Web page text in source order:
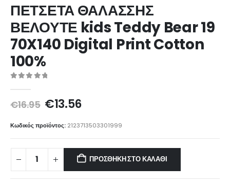
ΠΕΤΣΕΤΑ ΘΑΛΑΣΣΗΣ
ΒΕΛΟΥΤΕ kids Teddy Bear 19
70X140 Digital Print Cotton
100%
€16.95 Original
was:
€16.95.
€13.56Η
τιμή
είναι:
€13.56.
Κωδικός προϊόντος: 2123713503301999
ΠΡΟΣΘΉΚΗ ΣΤΟ ΚΑΛΆΘΙ